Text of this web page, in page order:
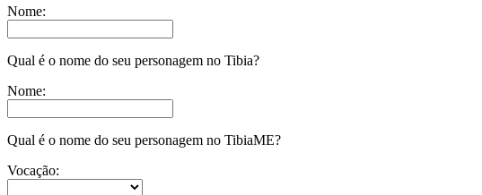
Nome:
Qual é o nome do seu personagem no Tibia?
Nome:
Qual é o nome do seu personagem no TibiaME?
Vocação: